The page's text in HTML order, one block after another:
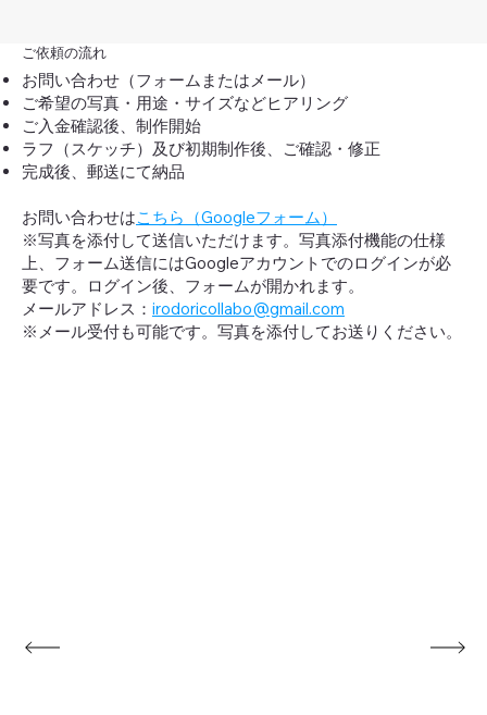
ご依頼の流れ
お問い合わせ（フォームまたはメール）
ご希望の写真・用途・サイズなどヒアリング
ご入金確認後、制作開始
ラフ（スケッチ）及び初期制作後、ご確認・修正
完成後、郵送にて納品
お問い合わせはこちら（Googleフォーム）
​※写真を添付して送信いただけます。写真添付機能の仕様
上、フォーム送信にはGoogleアカウントでのログインが必
要です。ログイン後、フォームが開かれます。
メールアドレス： irodoricollabo@gmail.com
※メール受付も可能です。写真を添付してお送りください。